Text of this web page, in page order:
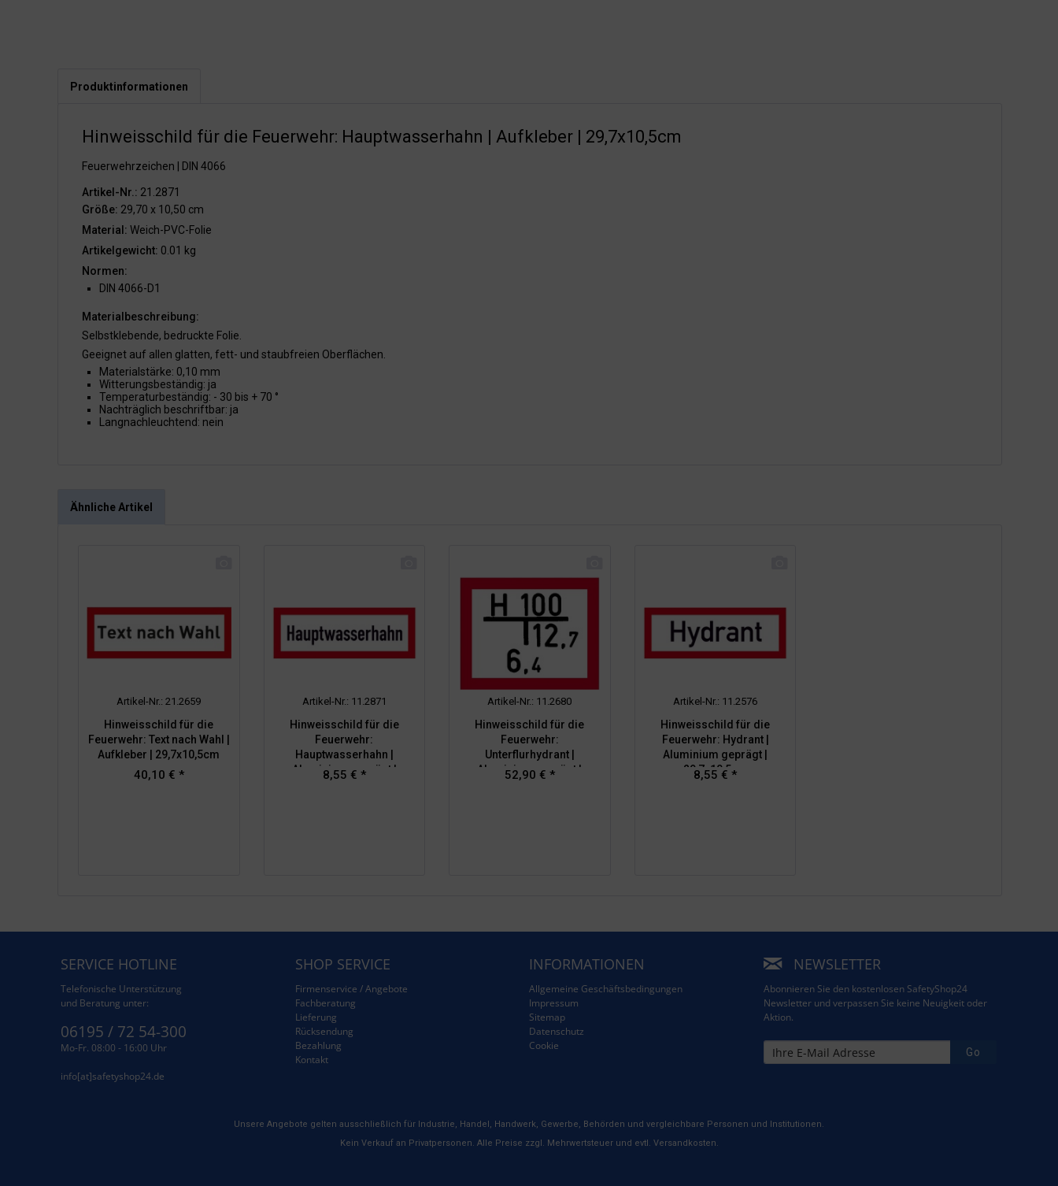
Produktinformationen
Hinweisschild für die Feuerwehr: Hauptwasserhahn | Aufkleber | 29,7x10,5cm
Feuerwehrzeichen | DIN 4066
Artikel-Nr.: 21.2871
Größe: 29,70 x 10,50 cm
Material: Weich-PVC-Folie
Artikelgewicht: 0.01 kg
Normen:
DIN 4066-D1
Materialbeschreibung:
Selbstklebende, bedruckte Folie.
Geeignet auf allen glatten, fett- und staubfreien Oberflächen.
Materialstärke: 0,10 mm
Witterungsbeständig: ja
Temperaturbeständig: - 30 bis + 70 °
Nachträglich beschriftbar: ja
Langnachleuchtend: nein
Ähnliche Artikel
Artikel-Nr.: 21.2659
Hinweisschild für die
Feuerwehr: Text nach Wahl |
Aufkleber | 29,7x10,5cm
40,10 € *
Artikel-Nr.: 11.2871
Hinweisschild für die
Feuerwehr:
Hauptwasserhahn |
Aluminium geprägt |
29,7x10,5cm
8,55 € *
Artikel-Nr.: 11.2680
Hinweisschild für die
Feuerwehr:
Unterflurhydrant |
Aluminium geprägt |
25x20cm
52,90 € *
Artikel-Nr.: 11.2576
Hinweisschild für die
Feuerwehr: Hydrant |
Aluminium geprägt |
29,7x10,5cm
8,55 € *
SERVICE HOTLINE
Telefonische Unterstützung
und Beratung unter:
06195 / 72 54-300
Mo-Fr. 08:00 - 16:00 Uhr
info[at]safetyshop24.de
SHOP SERVICE
Firmenservice / Angebote
Fachberatung
Lieferung
Rücksendung
Bezahlung
Kontakt
INFORMATIONEN
Allgemeine Geschäftsbedingungen
Impressum
Sitemap
Datenschutz
Cookie
NEWSLETTER
Abonnieren Sie den kostenlosen SafetyShop24
Newsletter und verpassen Sie keine Neuigkeit oder
Aktion.
Go
Unsere Angebote gelten ausschließlich für Industrie, Handel, Handwerk, Gewerbe, Behörden und vergleichbare Personen und Institutionen.
Kein Verkauf an Privatpersonen. Alle Preise zzgl. Mehrwertsteuer und evtl. Versandkosten.